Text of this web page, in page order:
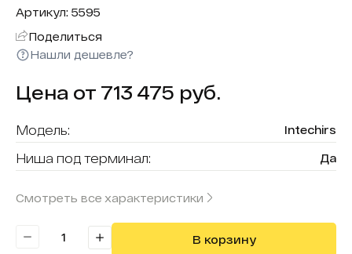
Артикул: 5595
Поделиться
Нашли дешевле?
Цена от 713 475 руб.
Модель: Intechirs
Ниша под терминал: Да
Смотреть все характеристики
В корзину